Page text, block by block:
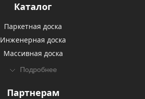
Каталог
Паркетная доска
Инженерная доска
Массивная доска
Подробнее
Партнерам